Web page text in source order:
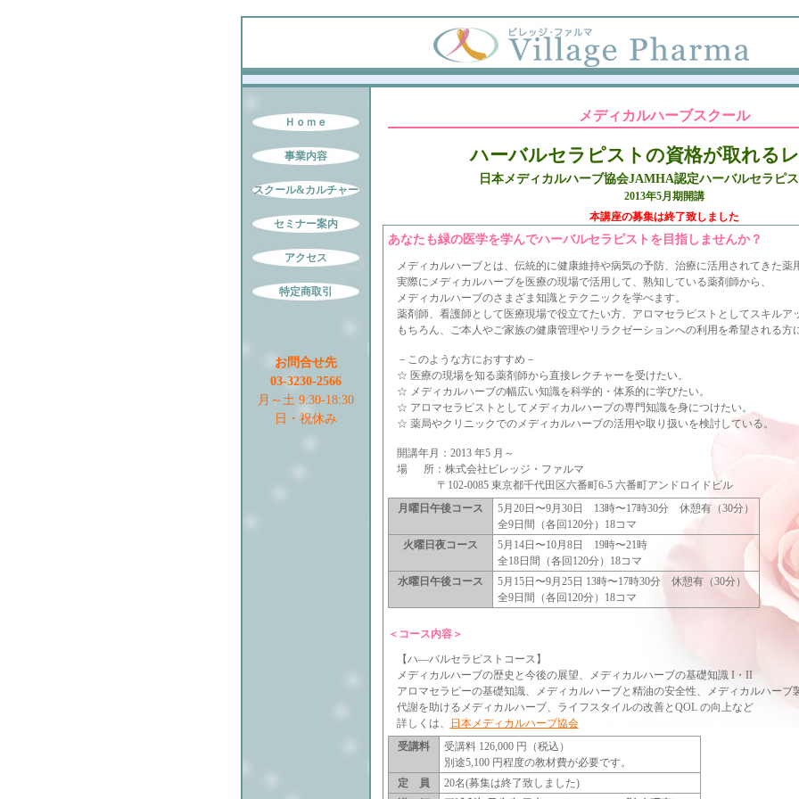
Ｈｏｍｅ
事業内容
スクール&カルチャー
セミナー案内
アクセス
特定商取引
お問合せ先
03-3230-2566
月～土 9:30-18:30
日・祝休み
メディカルハーブスクール
ハーバルセラピストの資格が取れる
日本メディカルハーブ協会JAMHA認定ハーバルセラピ
2013年5月期開講
本講座の募集は終了致しました
あなたも緑の医学を学んでハーバルセラピストを目指しませんか？
メディカルハーブとは、伝統的に健康維持や病気の予防、治療に活用されてきた薬
実際にメディカルハーブを医療の現場で活用して、熟知している薬剤師から、
メディカルハーブのさまざま知識とテクニックを学べます。
薬剤師、看護師として医療現場で役立てたい方、アロマセラピストとしてスキルア
もちろん、ご本人やご家族の健康管理やリラクゼーションへの利用を希望される方
－このような方におすすめ－
☆ 医療の現場を知る薬剤師から直接レクチャーを受けたい。
☆ メディカルハーブの幅広い知識を科学的・体系的に学びたい。
☆ アロマセラピストとしてメディカルハーブの専門知識を身につけたい。
☆ 薬局やクリニックでのメディカルハーブの活用や取り扱いを検討している。
開講年月：2013 年5 月～
場 所：株式会社ビレッジ・ファルマ
〒102-0085 東京都千代田区六番町6-5 六番町アンドロイドビル
月曜日午後コース
5月20日〜9月30日 13時〜17時30分 休憩有（30分）
全9日間（各回120分）18コマ
火曜日夜コース
5月14日〜10月8日 19時〜21時
全18日間（各回120分）18コマ
水曜日午後コース
5月15日〜9月25日 13時〜17時30分 休憩有（30分）
全9日間（各回120分）18コマ
＜コース内容＞
【ハ―バルセラピストコース】
メディカルハーブの歴史と今後の展望、メディカルハーブの基礎知識 I・II
アロマセラピーの基礎知識、メディカルハーブと精油の安全性、メディカルハーブ
代謝を助けるメディカルハーブ、ライフスタイルの改善とQOL の向上など
詳しくは、
日本メディカルハーブ協会
受講料
受講料 126,000 円（税込）
別途5,100 円程度の教材費が必要です。
定 員
20名(募集は終了致しました)